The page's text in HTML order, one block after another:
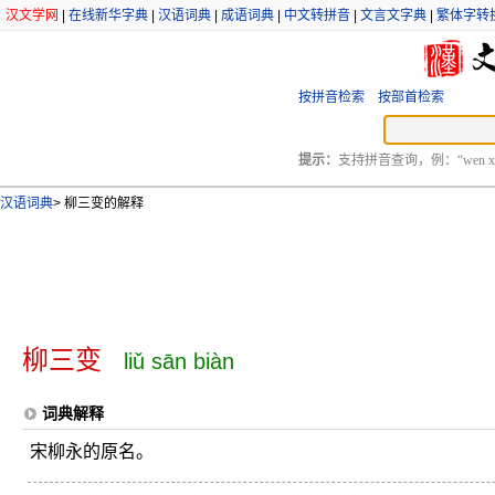
汉文学网 在线新华字典 汉语词典 成语词典 中文转拼音 文言文字典 繁体字转
按拼音检索 按部首检索
提示： 支持拼音查询，例：“wen
汉语词典> 柳三变的解释
柳三变 liǔ sān biàn
词典解释
宋柳永的原名。